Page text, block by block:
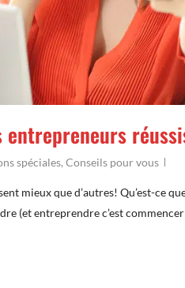
spéciales,Conseils pour vous
mieux que d’autres! Qu’est-ce
(et entreprendre c’est